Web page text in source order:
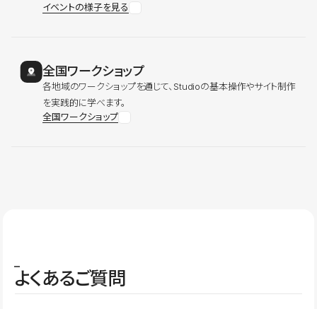
イベントの様子を見る
全国ワークショップ
各地域のワークショップを通じて、Studioの基本操作やサイト制作
を実践的に学べます。
全国ワークショップ
よくあるご質問